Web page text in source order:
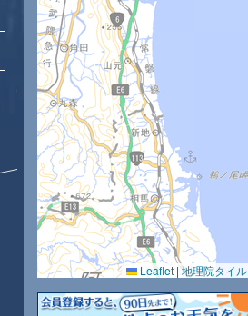
10時 11時 12時
23 23
77 75 74 74
Leaflet | 地理院タイル